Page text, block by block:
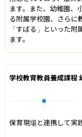
ます。また、幼稚園、
る附属学校園、さらに
「すばる」といった
ます。
学校教育教員養成課程
保育現場と連携して実